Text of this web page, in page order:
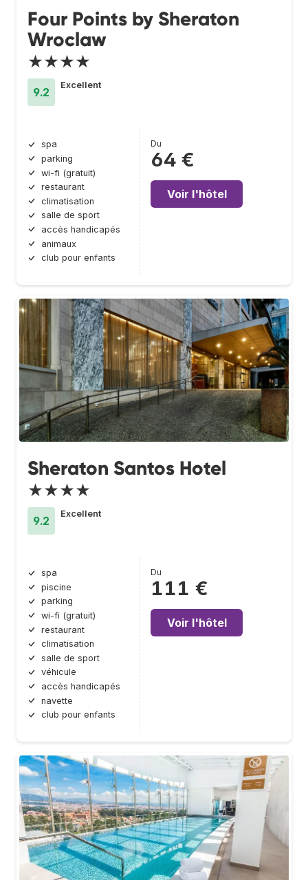
Four Points by Sheraton
Wroclaw
★★★★
9.2
Excellent
spa
parking
wi-fi (gratuit)
restaurant
climatisation
salle de sport
accès handicapés
animaux
club pour enfants
Du
64 €
Voir l'hôtel
Sheraton Santos Hotel
★★★★
9.2
Excellent
spa
piscine
parking
wi-fi (gratuit)
restaurant
climatisation
salle de sport
véhicule
accès handicapés
navette
club pour enfants
Du
111 €
Voir l'hôtel